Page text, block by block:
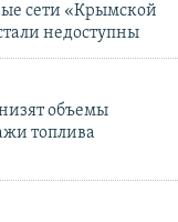
сети «Крымской
недоступны
объемы
топлива